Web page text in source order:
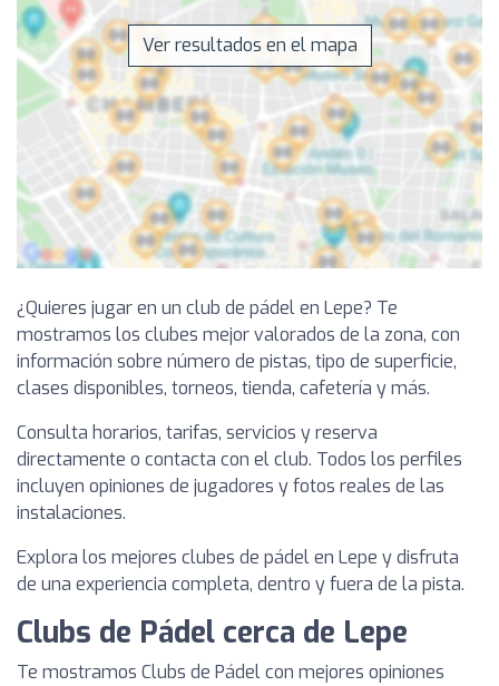
Ver resultados en el mapa
¿Quieres jugar en un club de pádel en Lepe? Te
mostramos los clubes mejor valorados de la zona, con
información sobre número de pistas, tipo de superficie,
clases disponibles, torneos, tienda, cafetería y más.
Consulta horarios, tarifas, servicios y reserva
directamente o contacta con el club. Todos los perfiles
incluyen opiniones de jugadores y fotos reales de las
instalaciones.
Explora los mejores clubes de pádel en Lepe y disfruta
de una experiencia completa, dentro y fuera de la pista.
Clubs de Pádel cerca de Lepe
Te mostramos Clubs de Pádel con mejores opiniones